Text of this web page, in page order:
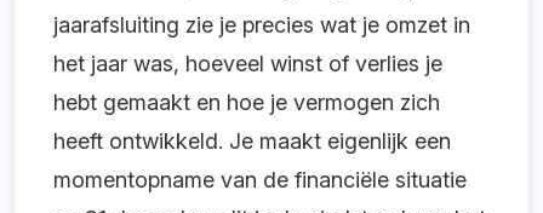
jaarafsluiting zie je precies wat je omzet in
het jaar was, hoeveel winst of verlies je
hebt gemaakt en hoe je vermogen zich
heeft ontwikkeld. Je maakt eigenlijk een
momentopname van de financiële situatie